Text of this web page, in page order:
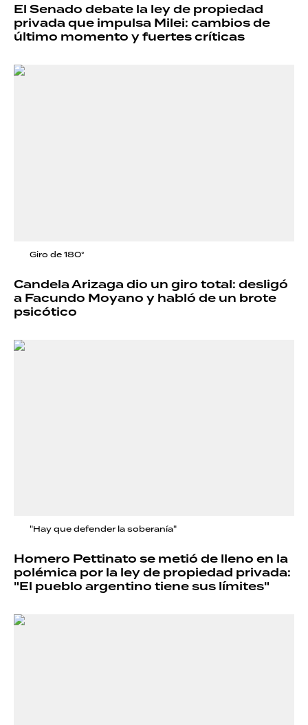
El Senado debate la ley de propiedad
privada que impulsa Milei: cambios de
último momento y fuertes críticas
Giro de 180°
Candela Arizaga dio un giro total: desligó
a Facundo Moyano y habló de un brote
psicótico
"Hay que defender la soberanía"
Homero Pettinato se metió de lleno en la
polémica por la ley de propiedad privada:
"El pueblo argentino tiene sus límites"